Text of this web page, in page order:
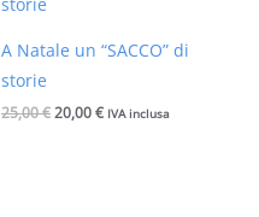
A Natale un “SACCO” di
storie
25,00€
25,00 €.
20,00€
20,00 €.
IVA inclusa